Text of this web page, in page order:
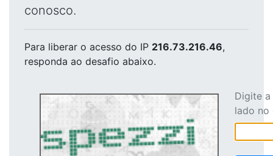
conosco.
Para liberar o acesso do IP 216.73.216.46,
responda ao desafio abaixo.
Digite
lado no